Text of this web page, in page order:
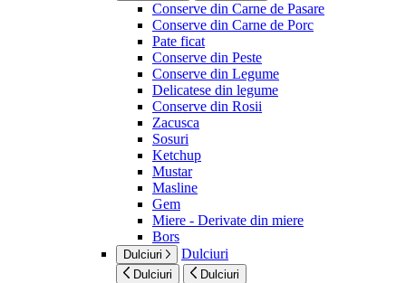
Conserve din Carne de Pasare
Conserve din Carne de Porc
Pate ficat
Conserve din Peste
Conserve din Legume
Delicatese din legume
Conserve din Rosii
Zacusca
Sosuri
Ketchup
Mustar
Masline
Gem
Miere - Derivate din miere
Bors
Dulciuri Dulciuri
Dulciuri Dulciuri